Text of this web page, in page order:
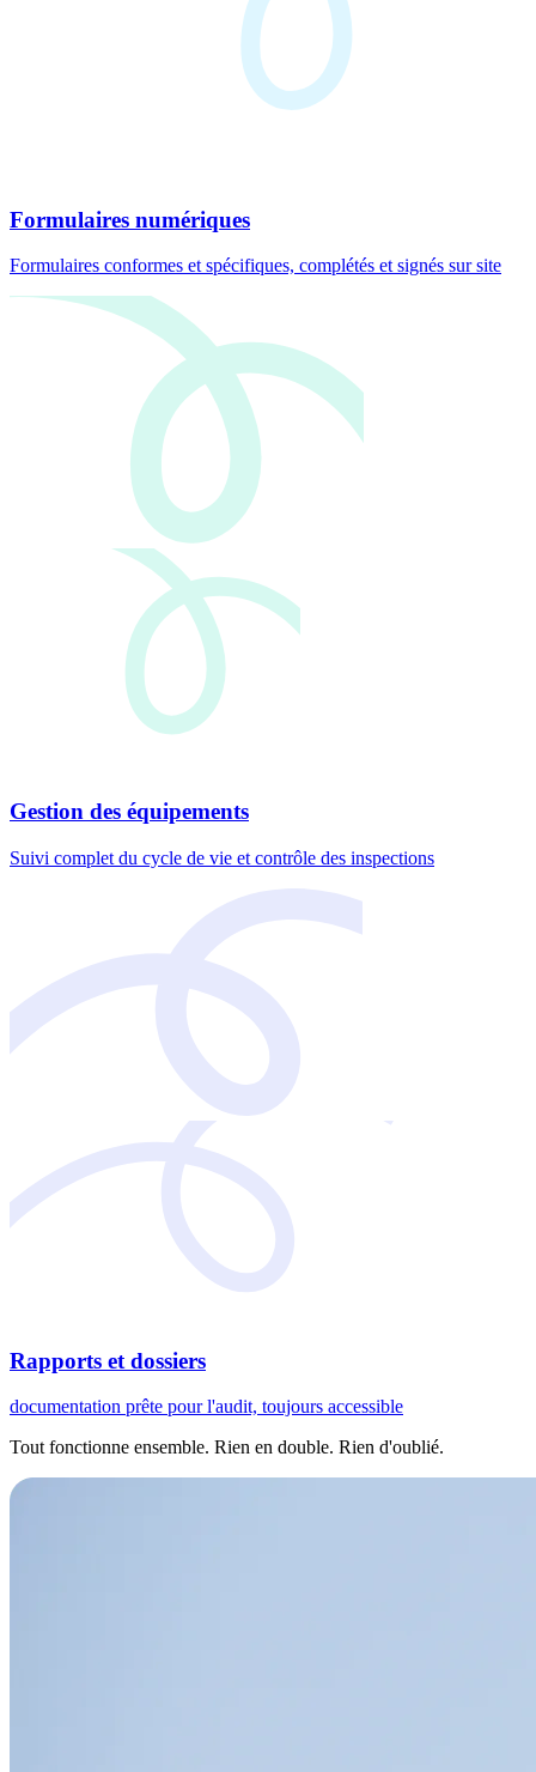
Formulaires numériques
Formulaires conformes et spécifiques, complétés et signés sur site
Gestion des équipements
Suivi complet du cycle de vie et contrôle des inspections
Rapports et dossiers
documentation prête pour l'audit, toujours accessible
Tout fonctionne ensemble. Rien en double. Rien d'oublié.